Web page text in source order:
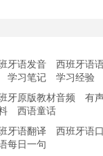
牙语发音 西班牙语
学习笔记
学习经验
牙原版教材音频 有
西语童话
牙语翻译 西班牙语
每日一句